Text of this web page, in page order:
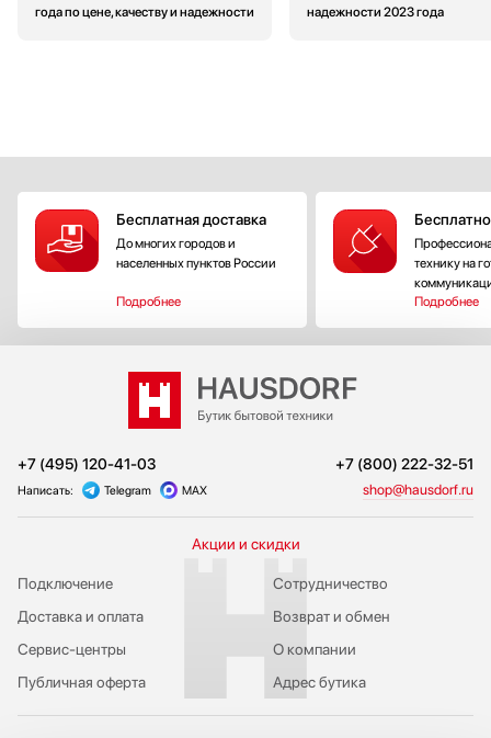
года по цене, качеству и надежности
надежности 2023 года
Бесплатная доставка
До многих городов и
населенных пунктов России
Подробнее
технику на
Подробнее
+7 (495) 120-41-03 +7 (800) 222-32-51
Написать: Telegram MAX shop@hausdorf.ru
Акции и скидки
Подключение
Публичная оферта
Сервис-центры
Доставка и оплата
Сотрудничество
Возврат и обмен
О компании
Адрес бутика